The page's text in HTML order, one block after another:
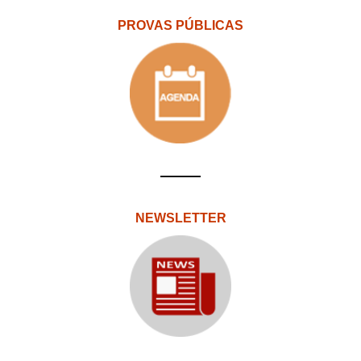
PROVAS PÚBLICAS
NEWSLETTER